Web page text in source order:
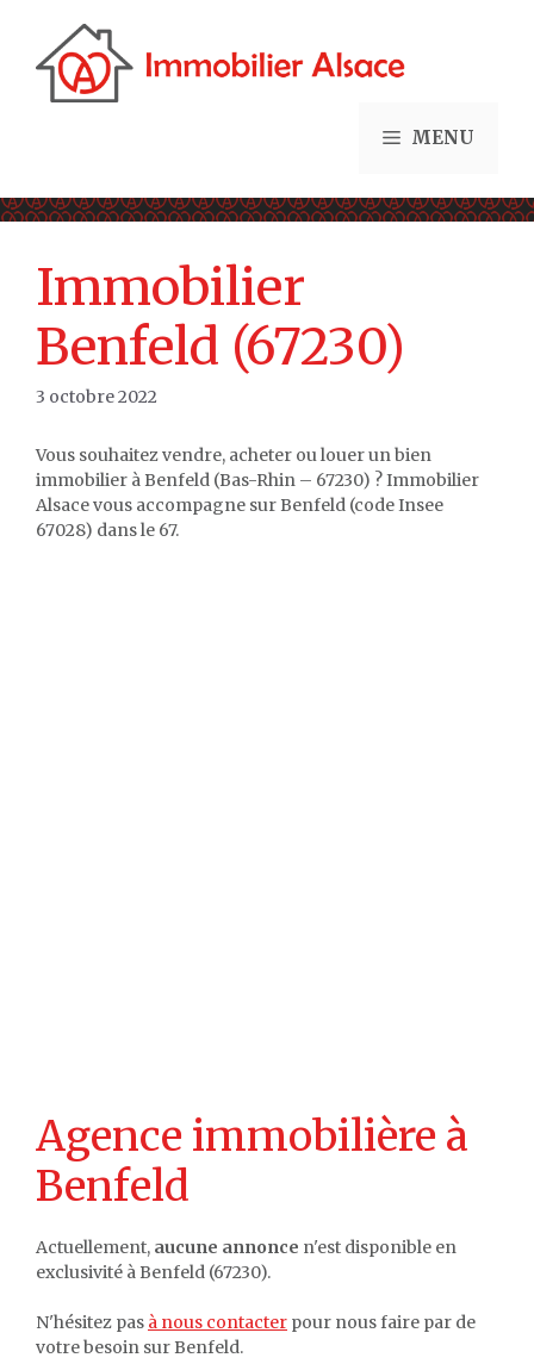
contenu
MENU
Immobilier
Benfeld (67230)
3 octobre 2022
Vous souhaitez vendre, acheter ou louer un bien
immobilier à Benfeld (Bas-Rhin – 67230) ? Immobilier
Alsace vous accompagne sur Benfeld (code Insee
67028) dans le 67.
Agence immobilière à
Benfeld
Actuellement, aucune annonce n'est disponible en
exclusivité à Benfeld (67230).
N'hésitez pas à nous contacter pour nous faire par de
votre besoin sur Benfeld.